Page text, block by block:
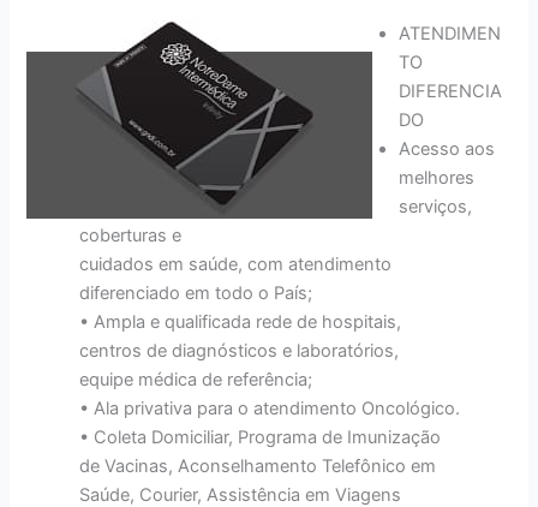
ATENDIMEN
TO
DIFERENCIA
DO
Acesso aos
melhores
serviços,
coberturas e
cuidados em saúde, com atendimento
diferenciado em todo o País;
• Ampla e qualificada rede de hospitais,
centros de diagnósticos e laboratórios,
equipe médica de referência;
• Ala privativa para o atendimento Oncológico.
• Coleta Domiciliar, Programa de Imunização
de Vacinas, Aconselhamento Telefônico em
Saúde, Courier, Assistência em Viagens